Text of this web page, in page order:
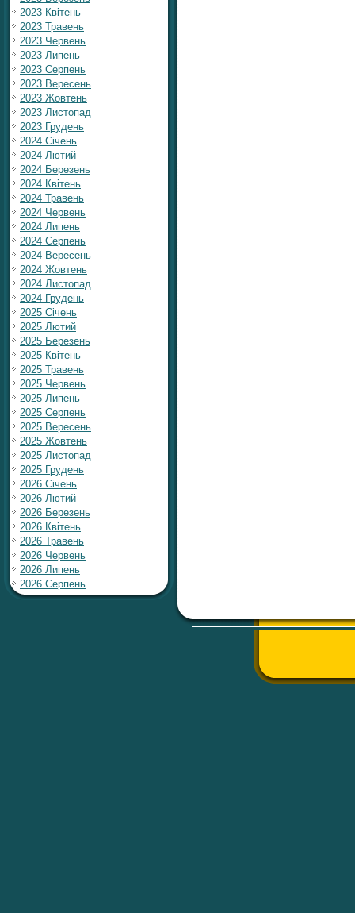
2023 Квітень
2023 Травень
2023 Червень
2023 Липень
2023 Серпень
2023 Вересень
2023 Жовтень
2023 Листопад
2023 Грудень
2024 Січень
2024 Лютий
2024 Березень
2024 Квітень
2024 Травень
2024 Червень
2024 Липень
2024 Серпень
2024 Вересень
2024 Жовтень
2024 Листопад
2024 Грудень
2025 Січень
2025 Лютий
2025 Березень
2025 Квітень
2025 Травень
2025 Червень
2025 Липень
2025 Серпень
2025 Вересень
2025 Жовтень
2025 Листопад
2025 Грудень
2026 Січень
2026 Лютий
2026 Березень
2026 Квітень
2026 Травень
2026 Червень
2026 Липень
2026 Серпень